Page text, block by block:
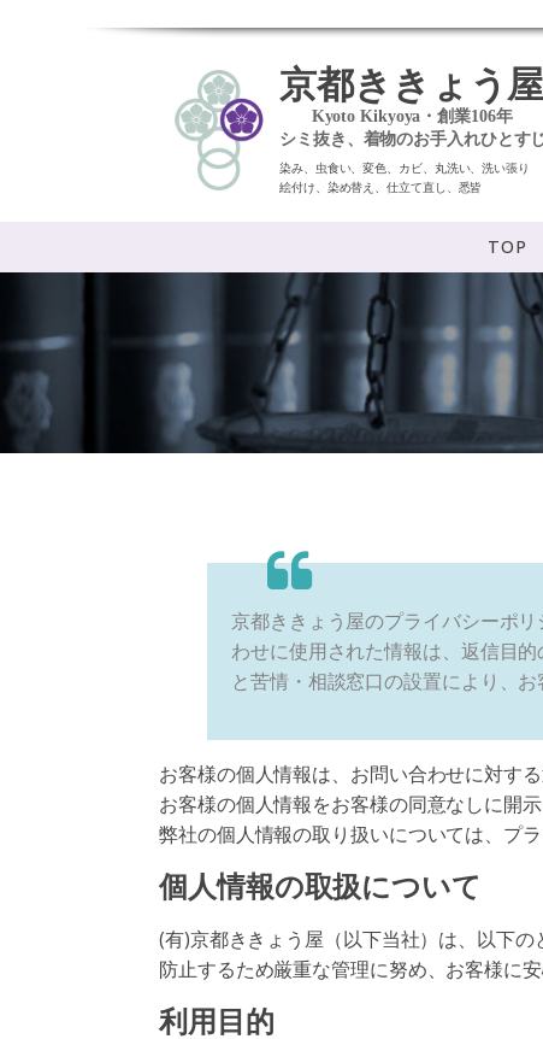
京都ききょう屋
Kyoto Kikyoya・創業106年
シミ抜き、着物のお手入れひとす
染み、虫食い、変色、カビ、丸洗い、洗い張り
絵付け、染め替え、仕立て直し、悉皆
TOP
京都ききょう屋のプライバシーポ
わせに使用された情報は、返信目
と苦情・相談窓口の設置により、
お客様の個人情報は、お問い合わせに対す
お客様の個人情報をお客様の同意なしに開
弊社の個人情報の取り扱いについては、プ
個人情報の取扱について
(有)京都ききょう屋（以下当社）は、以下
防止するため厳重な管理に努め、お客様に
利用目的